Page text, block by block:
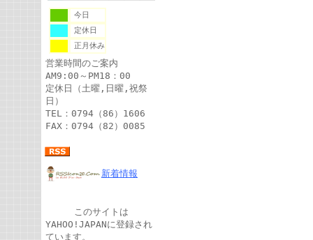
今日
定休日
正月休み
営業時間のご案内
AM9:00～PM18：00
定休日（土曜,日曜,祝祭
日）
TEL：0794（86）1606
FAX：0794（82）0085
新着情報
このサイトは
YAHOO!JAPANに登録され
ています。